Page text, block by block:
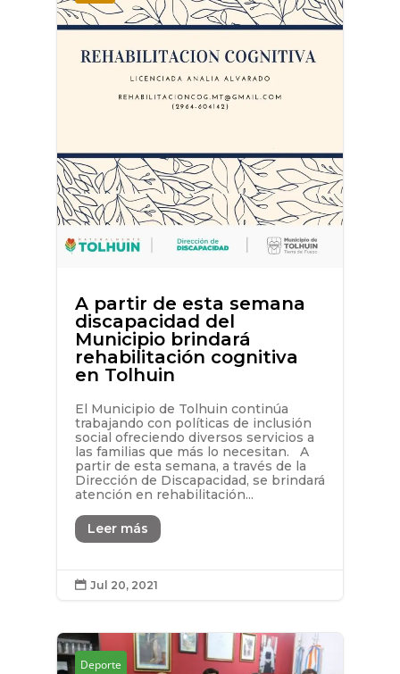
A partir de esta semana
discapacidad del
Municipio brindará
rehabilitación cognitiva
en Tolhuin
El Municipio de Tolhuin continúa
trabajando con políticas de inclusión
social ofreciendo diversos servicios a
las familias que más lo necesitan. A
partir de esta semana, a través de la
Dirección de Discapacidad, se brindará
atención en rehabilitación...
Leer más
 Jul 20, 2021
Deporte